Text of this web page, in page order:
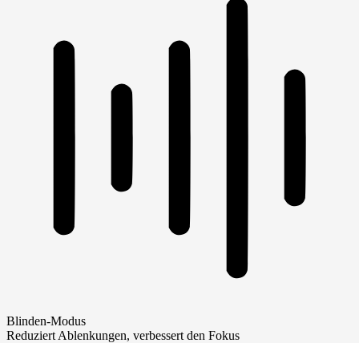
Blinden-Modus
Reduziert Ablenkungen, verbessert den Fokus